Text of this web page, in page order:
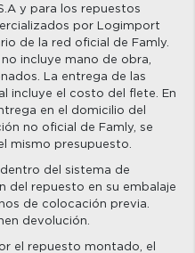
y para los repuestos
por Logimport
de la red oficial de Famly.
incluye mano de obra,
La entrega de las
incluye el costo del flete. En
en el domicilio del
no oficial de Famly, se
mismo presupuesto.
del sistema de
del repuesto en su embalaje
de colocación previa.
devolución.
el repuesto montado, el